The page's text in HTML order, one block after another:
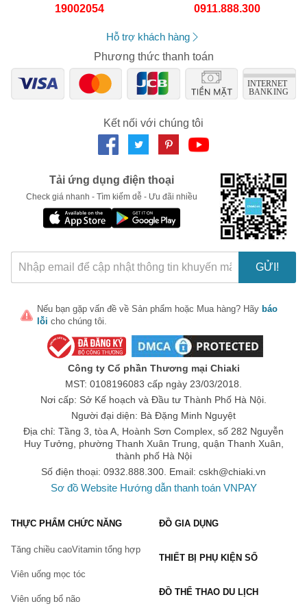
19002054
0911.888.300
Hỗ trợ khách hàng
Phương thức thanh toán
Kết nối với chúng tôi
Tải ứng dụng điện thoại
Check giá nhanh - Tìm kiếm dễ - Ưu đãi nhiều
GỬI!
Nếu bạn gặp vấn đề về Sản phẩm hoặc Mua hàng? Hãy báo
lỗi cho chúng tôi.
Công ty Cổ phần Thương mại Chiaki
MST: 0108196083 cấp ngày 23/03/2018.
Nơi cấp: Sở Kế hoạch và Đầu tư Thành Phố Hà Nội.
Người đại diện: Bà Đặng Minh Nguyệt
Địa chỉ: Tầng 3, tòa A, Hoành Sơn Complex, số 282 Nguyễn
Huy Tưởng, phường Thanh Xuân Trung, quận Thanh Xuân,
thành phố Hà Nội
Số điện thoại: 0932.888.300. Email: cskh@chiaki.vn
Sơ đồ Website Hướng dẫn thanh toán VNPAY
THỰC PHẨM CHỨC NĂNG
Tăng chiều caoVitamin tổng hợp
Viên uống mọc tóc
Viên uống bổ não
ĐỒ GIA DỤNG
THIẾT BỊ PHỤ KIỆN SỐ
ĐỒ THỂ THAO DU LỊCH
Số lần áp dụng:1lần
Chỉ áp dụng cho gian hàng:
LẤY MÃ NGAY